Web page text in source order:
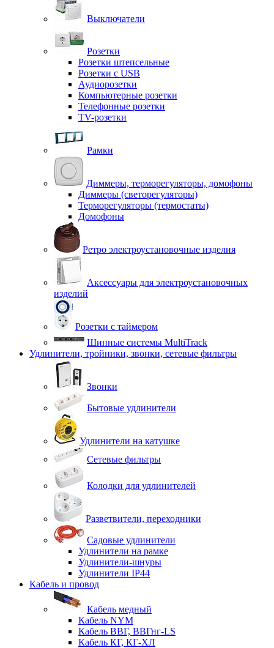
Выключатели
Розетки
Розетки штепсельные
Розетки с USB
Аудиорозетки
Компьютерные розетки
Телефонные розетки
TV-розетки
Рамки
Диммеры, терморегуляторы, домофоны
Диммеры (светорегуляторы)
Терморегуляторы (термостаты)
Домофоны
Ретро электроустановочные изделия
Аксессуары для электроустановочных
изделий
Розетки с таймером
Шинные системы MultiTrack
Удлинители, тройники, звонки, сетевые фильтры
Звонки
Бытовые удлинители
Удлинители на катушке
Сетевые фильтры
Колодки для удлинителей
Разветвители, переходники
Садовые удлинители
Удлинители на рамке
Удлинители-шнуры
Удлинители IP44
Кабель и провод
Кабель медный
Кабель NYM
Кабель ВВГ, ВВГнг-LS
Кабель КГ, КГ-ХЛ